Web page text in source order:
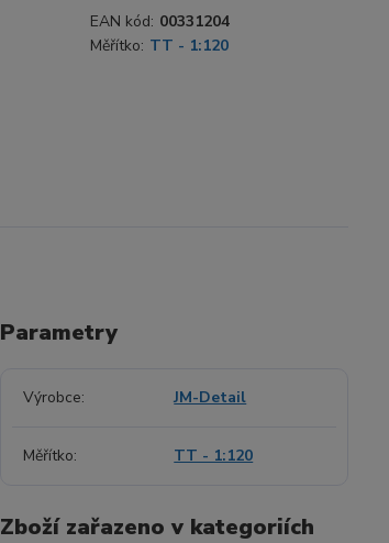
EAN kód: 00331204
Měřítko: TT - 1:120
Parametry
Výrobce JM-Detail
Měřítko TT - 1:120
Zboží zařazeno v kategoriích